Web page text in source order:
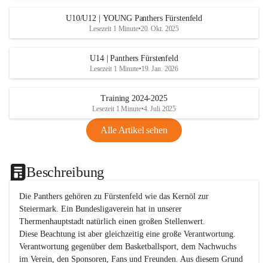
U10/U12 | YOUNG Panthers Fürstenfeld
Lesezeit 1 Minute•20. Okt. 2025
U14 | Panthers Fürstenfeld
Lesezeit 1 Minute•19. Jan. 2026
Training 2024-2025
Lesezeit 1 Minute•4. Juli 2025
Alle Artikel sehen
Beschreibung
Die Panthers gehören zu Fürstenfeld wie das Kernöl zur
Steiermark. Ein Bundesligaverein hat in unserer
Thermenhauptstadt natürlich einen großen Stellenwert.
Diese Beachtung ist aber gleichzeitig eine große Verantwortung.
Verantwortung gegenüber dem Basketballsport, dem Nachwuchs
im Verein, den Sponsoren, Fans und Freunden. Aus diesem Grund